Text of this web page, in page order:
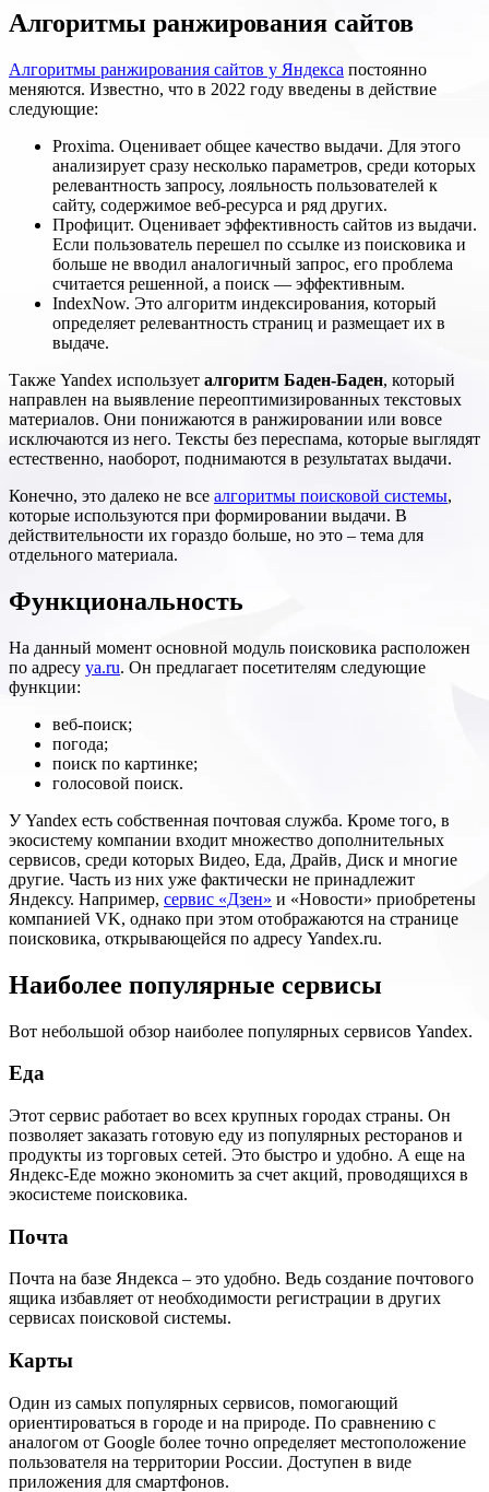
Алгоритмы ранжирования сайтов
Алгоритмы ранжирования сайтов у Яндекса постоянно
меняются. Известно, что в 2022 году введены в действие
следующие:
Proxima. Оценивает общее качество выдачи. Для этого
анализирует сразу несколько параметров, среди которых
релевантность запросу, лояльность пользователей к
сайту, содержимое веб-ресурса и ряд других.
Профицит. Оценивает эффективность сайтов из выдачи.
Если пользователь перешел по ссылке из поисковика и
больше не вводил аналогичный запрос, его проблема
считается решенной, а поиск — эффективным.
IndexNow. Это алгоритм индексирования, который
определяет релевантность страниц и размещает их в
выдаче.
Также Yandex использует алгоритм Баден-Баден, который
направлен на выявление переоптимизированных текстовых
материалов. Они понижаются в ранжировании или вовсе
исключаются из него. Тексты без переспама, которые выглядят
естественно, наоборот, поднимаются в результатах выдачи.
Конечно, это далеко не все алгоритмы поисковой системы,
которые используются при формировании выдачи. В
действительности их гораздо больше, но это – тема для
отдельного материала.
Функциональность
На данный момент основной модуль поисковика расположен
по адресу ya.ru. Он предлагает посетителям следующие
функции:
веб-поиск;
погода;
поиск по картинке;
голосовой поиск.
У Yandex есть собственная почтовая служба. Кроме того, в
экосистему компании входит множество дополнительных
сервисов, среди которых Видео, Еда, Драйв, Диск и многие
другие. Часть из них уже фактически не принадлежит
Яндексу. Например, сервис «Дзен» и «Новости» приобретены
компанией VK, однако при этом отображаются на странице
поисковика, открывающейся по адресу Yandex.ru.
Наиболее популярные сервисы
Вот небольшой обзор наиболее популярных сервисов Yandex.
Еда
Этот сервис работает во всех крупных городах страны. Он
позволяет заказать готовую еду из популярных ресторанов и
продукты из торговых сетей. Это быстро и удобно. А еще на
Яндекс-Еде можно экономить за счет акций, проводящихся в
экосистеме поисковика.
Почта
Почта на базе Яндекса – это удобно. Ведь создание почтового
ящика избавляет от необходимости регистрации в других
сервисах поисковой системы.
Карты
Один из самых популярных сервисов, помогающий
ориентироваться в городе и на природе. По сравнению с
аналогом от Google более точно определяет местоположение
пользователя на территории России. Доступен в виде
приложения для смартфонов.